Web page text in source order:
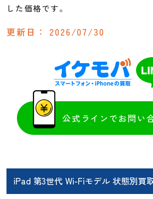
した価格です。
更新日： 2026/07/30
公式ラインでお問い
iPad 第3世代 Wi-Fiモデル 状態別買